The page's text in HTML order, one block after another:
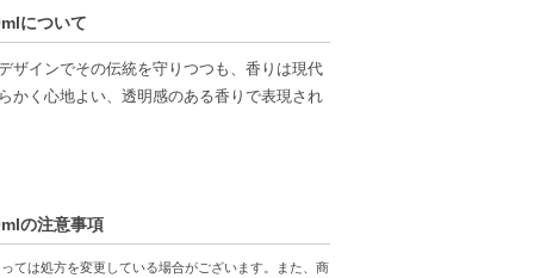
について
ザインでその伝統を守りつつも、香りは現代
かく心地よい、透明感のある香りで表現され
の注意事項
ては処方を変更している場合がございます。また、商